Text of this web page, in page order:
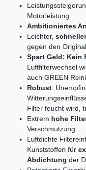
Motorleistung
Ambitioniertes
Leichter,
gegen den
Spart Geld: Kein
Luftfilterwechsel
auch GREEN
Robust.
Filter feucht wird,
Extrem hohe
Verschmutzung
Luftdichte
Kunststoffen für
Abdichtung der